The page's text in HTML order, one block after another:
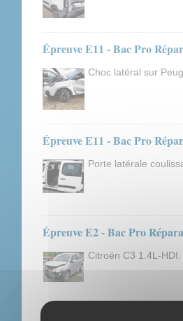
Épreuve E11 - Bac Pro
Choc latéral sur
Épreuve E11 - Bac Pro
Porte latérale
Épreuve E2 - Bac Pro
Citroën C3 1.4L-HDI.